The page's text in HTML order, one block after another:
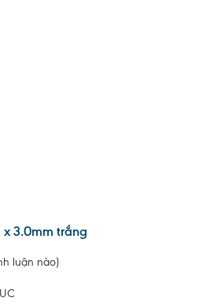
x 3.0mm trắng
luận nào)